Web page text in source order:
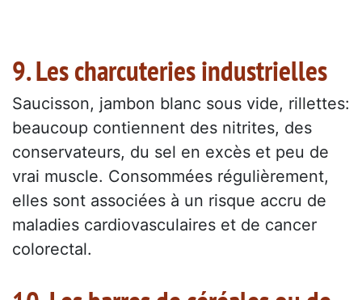
9. Les charcuteries industrielles
Saucisson, jambon blanc sous vide, rillettes:
beaucoup contiennent des nitrites, des
conservateurs, du sel en excès et peu de
vrai muscle. Consommées régulièrement,
elles sont associées à un risque accru de
maladies cardiovasculaires et de cancer
colorectal.